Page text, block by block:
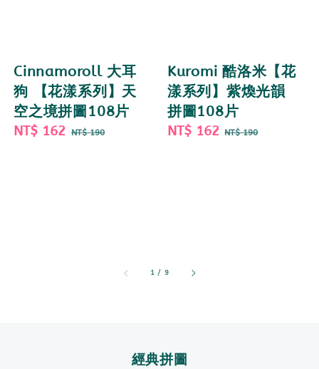
Cinnamoroll 大耳
狗 【花漾系列】天
空之境拼圖108片
Sale
NT$ 162 Regular
NT$ 190
Kuromi 酷洛米【花
漾系列】紫煥光韻
拼圖108片
Sale
NT$ 162 Regular
NT$ 190
1 / 9
經典拼圖